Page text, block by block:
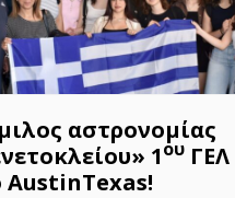
αστρονομίας
1ου
AustinTexas!